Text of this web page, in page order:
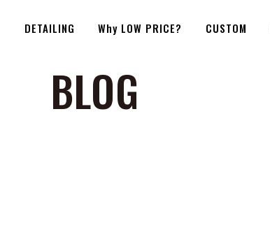
DETAILING Why LOW PRICE? CUSTOM
BLOG